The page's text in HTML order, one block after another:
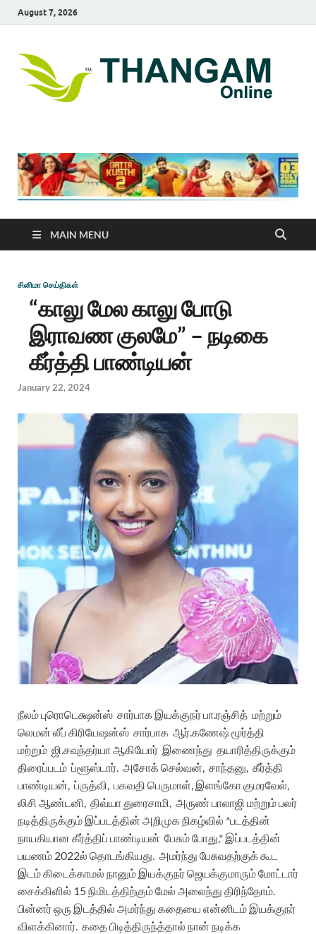
August 7, 2026
MAIN MENU
சினிமா செய்திகள்
“காலு மேல காலு போடு
இராவண குலமே” – நடிகை
கீர்த்தி பாண்டியன்
January 22, 2024
நீலம்புரொடெக்ஷன்ஸ் சார்பாக இயக்குநர்பா.ரஞ்சித் மற்றும்
லெமன் லீப் கிரியேஷன்ஸ் சார்பாக ஆர்.கணேஷ்மூர்த்தி
மற்றும் ஜி.சவுந்தர்யாஆகியோர் இணைந்து தயாரித்திருக்கும்
திரைப்படம் ப்ளூஸ்டார். அசோக்செல்வன், சாந்தனு, கீர்த்தி
பாண்டியன், ப்ருத்வி, பகவதி பெருமாள், இளங்கோகுமரவேல்,
லிசி ஆண்டனி, திவ்யாதுரைசாமி, அருண் பாலாஜி மற்றும்பலர்
நடித்திருக்கும் இப்படத்தின் அறிமுக நிகழ்வில் *படத்தின்
நாயகியான கீர்த்திப் பாண்டியன் பேசும்போது,* இப்படத்தின்
பயணம் 2022ல் தொடங்கியது. அமர்ந்து பேசுவதற்குக்கூட
இடம்கிடைக்காமல் நானும் இயக்குநர்ஜெயக்குமாரும்மோட்டார்
சைக்கிளில் 15நிமிடத்திற்கும்மேல் அலைந்து திரிந்தோம்.
பின்னர்ஒரு இடத்தில் அமர்ந்து கதையை என்னிடம் இயக்குநர்
விளக்கினார். கதைபிடித்திருந்த்தால் நான் நடிக்க